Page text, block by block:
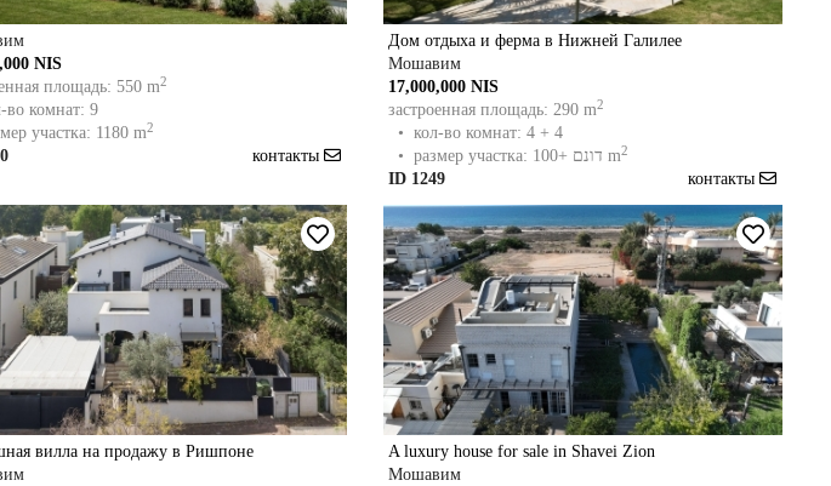
NIS
площадь: 550 m2
во комнат: 9
участка: 1180 m2
контакты
Дом отдыха и ферма в Нижней Галилее
Мошавим
17,000,000 NIS
застроенная площадь: 290 m2
• кол-во комнат: 4 + 4
• размер участка: 100+ דונם m2
ID 1249 контакты
вилла на продажу в Ришпоне
A luxury house for sale in Shavei Zion
Мошавим